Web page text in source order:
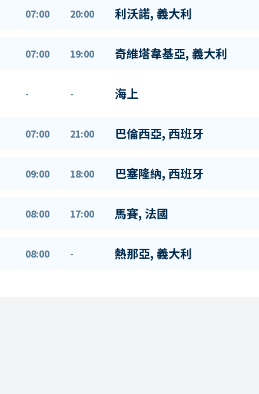
07:00 20:00 利沃諾, 義大利
07:00 19:00 奇維塔韋基亞, 義大利
- - 海上
07:00 21:00 巴倫西亞, 西班牙
09:00 18:00 巴塞隆納, 西班牙
08:00 17:00 馬賽, 法國
08:00 - 熱那亞, 義大利